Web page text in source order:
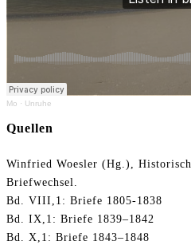
Mo · Unruhe
Quellen
Winfried Woesler (Hg.),
Briefwechsel.
Bd. VIII,1: Briefe 1805-1838
Bd. IX,1: Briefe 1839–1842
Bd. X,1: Briefe 1843–1848